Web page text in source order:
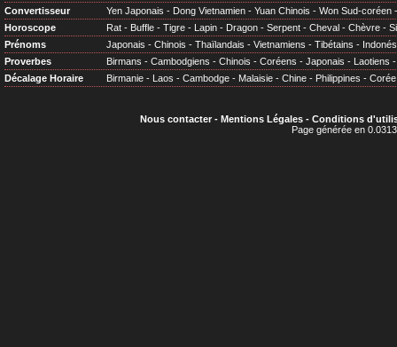
Convertisseur
Yen Japonais - Dong Vietnamien - Yuan Chinois - Won Sud-coréen
Horoscope
Rat - Buffle - Tigre - Lapin - Dragon - Serpent - Cheval - Chèvre -
Prénoms
Japonais - Chinois - Thaïlandais - Vietnamiens - Tibétains -
Proverbes
Birmans - Cambodgiens - Chinois - Coréens - Japonais - Laotiens
Décalage Horaire
Birmanie - Laos - Cambodge - Malaisie - Chine - Philippines - Corée
Nous contacter- Mentions Légales- Conditions
Page générée en